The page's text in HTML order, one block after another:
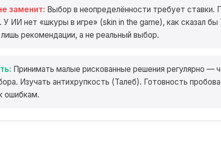
заменит: Выбор в неопределённости требует ставки.
У ИИ нет «шкуры в игре» (skin in the game), как сказал бы
рекомендации, а не реальный выбор.
Принимать малые рискованные решения регулярно —
Изучать антихрупкость (Талеб). Готовность
ошибкам.